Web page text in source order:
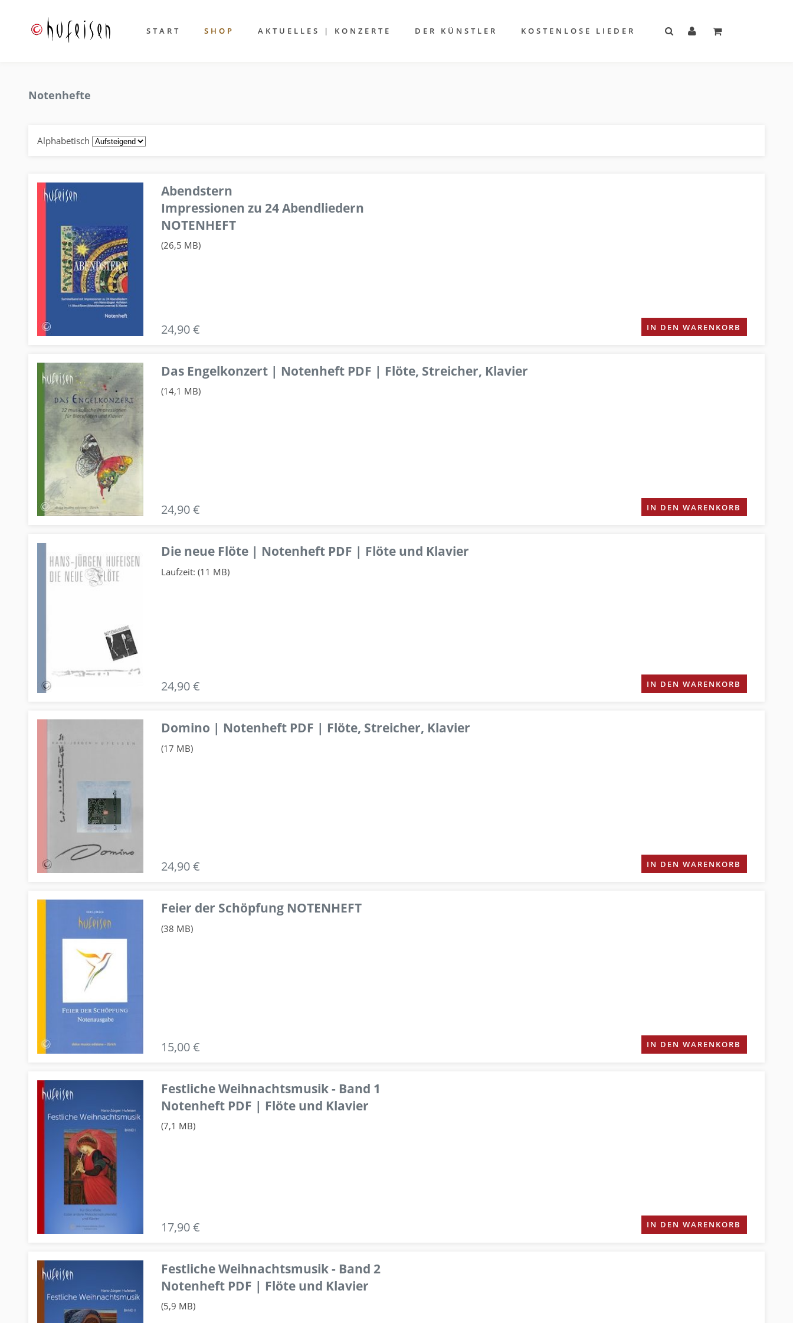
START SHOP AKTUELLES | KONZERTE DER KÜNSTLER KOSTENLOSE LIEDER
Notenhefte
Alphabetisch
Abendstern
Impressionen zu 24 Abendliedern
NOTENHEFT
(26,5 MB)
24,90 € IN DEN WARENKORB
Das Engelkonzert | Notenheft PDF | Flöte, Streicher, Klavier
(14,1 MB)
24,90 € IN DEN WARENKORB
Die neue Flöte | Notenheft PDF | Flöte und Klavier
Laufzeit: (11 MB)
24,90 € IN DEN WARENKORB
Domino | Notenheft PDF | Flöte, Streicher, Klavier
(17 MB)
24,90 € IN DEN WARENKORB
Feier der Schöpfung NOTENHEFT
(38 MB)
15,00 € IN DEN WARENKORB
Festliche Weihnachtsmusik - Band 1
Notenheft PDF | Flöte und Klavier
(7,1 MB)
17,90 € IN DEN WARENKORB
Festliche Weihnachtsmusik - Band 2
Notenheft PDF | Flöte und Klavier
(5,9 MB)